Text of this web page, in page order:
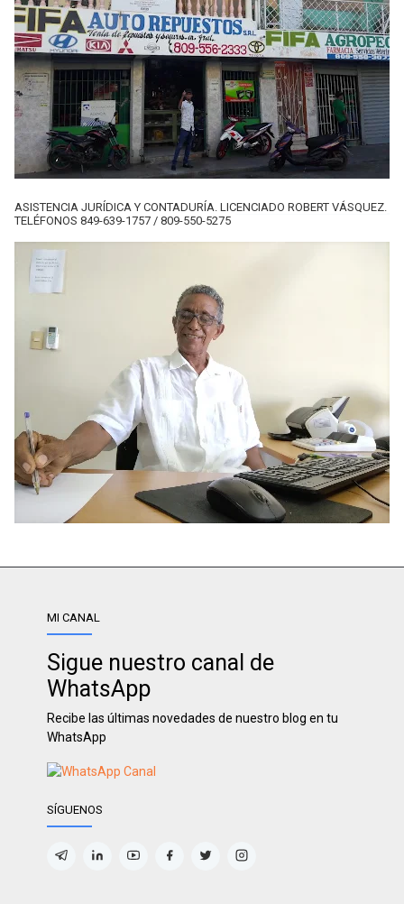
ASISTENCIA JURÍDICA Y CONTADURÍA. LICENCIADO ROBERT VÁSQUEZ.
TELÉFONOS 849-639-1757 / 809-550-5275
MI CANAL
Sigue nuestro canal de
WhatsApp
Recibe las últimas novedades de nuestro blog en tu
WhatsApp
SÍGUENOS